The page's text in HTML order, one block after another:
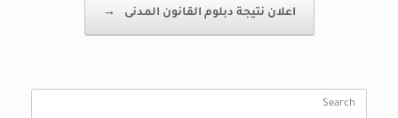
اعلان نتيجة دبلوم القانون المدنى →
Search